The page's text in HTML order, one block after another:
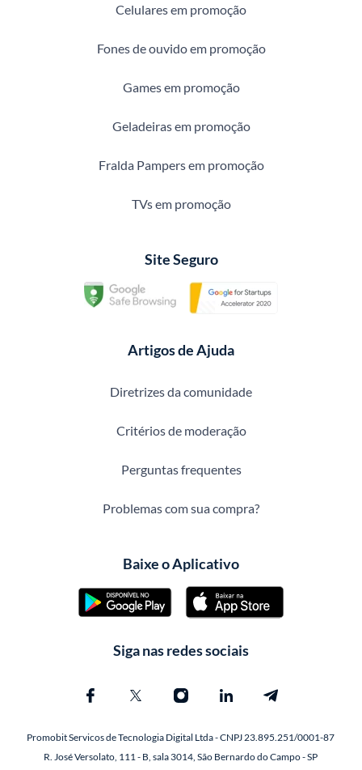
Celulares em promoção
Fones de ouvido em promoção
Games em promoção
Geladeiras em promoção
Fralda Pampers em promoção
TVs em promoção
Site Seguro
Artigos de Ajuda
Diretrizes da comunidade
Critérios de moderação
Perguntas frequentes
Problemas com sua compra?
Baixe o Aplicativo
Siga nas redes sociais
Promobit Servicos de Tecnologia Digital Ltda - CNPJ 23.895.251/0001-87
R. José Versolato, 111 - B, sala 3014, São Bernardo do Campo - SP